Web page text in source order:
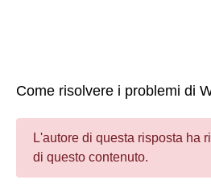
Come risolvere i problemi di
L'autore di questa risposta ha
di questo contenuto.